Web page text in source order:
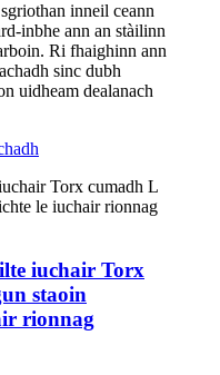
inneil ceann
inbhe ann an stàilinn
Ri fhaighinn ann
sinc dubh
uidheam dealanach
iuchair Torx
staoin
rionnag